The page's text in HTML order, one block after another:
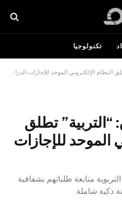
تكنولوجيا
الإلكتروني الموحد للإجازات الدراسية
“التربية” تطلق
الموحد للإجازات
متابعة طلباتهم بشفافية
ذكية شاملة